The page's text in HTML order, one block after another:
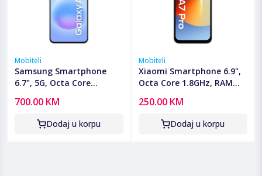
Mobiteli
Samsung Smartphone
6.7", 5G, Octa Core
50Mpixel - Galaxy A57 5G
8GB/128GB Blue
700.00 KM
Dodaj u korpu
Mobiteli
Xiaomi Smartphone 6.9",
Octa Core 1.8GHz, RAM
Pro 4GB/128GB Black
250.00 KM
Dodaj u korpu